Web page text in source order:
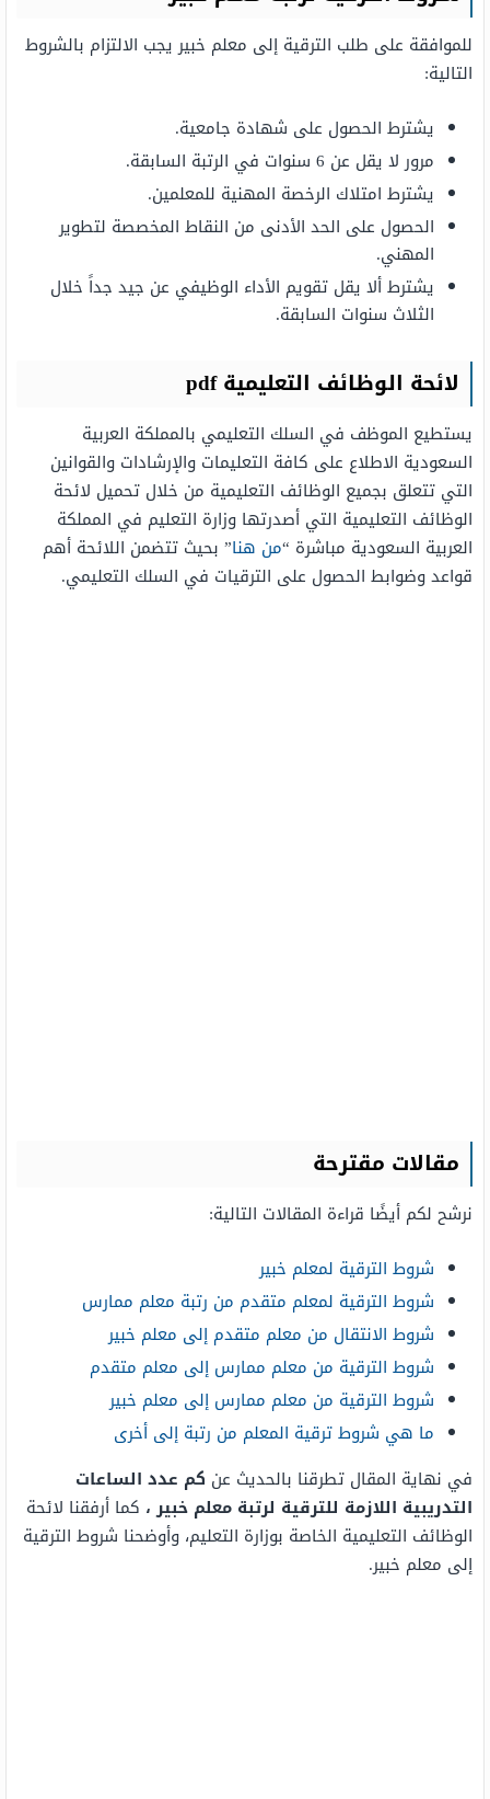
للموافقة على طلب الترقية إلى معلم خبير يجب الالتزام بالشروط
التالية:
يشترط الحصول على شهادة جامعية.
مرور لا يقل عن 6 سنوات في الرتبة السابقة.
يشترط امتلاك الرخصة المهنية للمعلمين.
الحصول على الحد الأدنى من النقاط المخصصة لتطوير
المهني.
يشترط ألا يقل تقويم الأداء الوظيفي عن جيد جداً خلال
الثلاث سنوات السابقة.
لائحة الوظائف التعليمية pdf
يستطيع الموظف في السلك التعليمي بالمملكة العربية
السعودية الاطلاع على كافة التعليمات والإرشادات والقوانين
التي تتعلق بجميع الوظائف التعليمية من خلال تحميل لائحة
الوظائف التعليمية التي أصدرتها وزارة التعليم في المملكة
العربية السعودية مباشرة “من هنا” بحيث تتضمن اللائحة أهم
قواعد وضوابط الحصول على الترقيات في السلك التعليمي.
مقالات مقترحة
نرشح لكم أيضًا قراءة المقالات التالية:
شروط الترقية لمعلم خبير
شروط الترقية لمعلم متقدم من رتبة معلم ممارس
شروط الانتقال من معلم متقدم إلى معلم خبير
شروط الترقية من معلم ممارس إلى معلم متقدم
شروط الترقية من معلم ممارس إلى معلم خبير
ما هي شروط ترقية المعلم من رتبة إلى أخرى
في نهاية المقال تطرقنا بالحديث عن كم عدد الساعات
التدريبية اللازمة للترقية لرتبة معلم خبير ، كما أرفقنا لائحة
الوظائف التعليمية الخاصة بوزارة التعليم، وأوضحنا شروط الترقية
إلى معلم خبير.